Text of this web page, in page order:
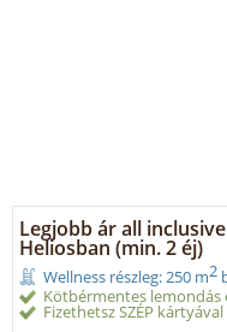
Legjobb ár all
Heliosban (min. 2 éj)
Wellness részleg: 250 m2
Kötbérmentes lemondás
Fizethetsz SZÉP kártyával